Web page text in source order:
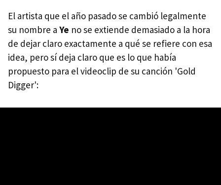
El artista que el año pasado se cambió legalmente
su nombre a Ye no se extiende demasiado a la hora
de dejar claro exactamente a qué se refiere con esa
idea, pero sí deja claro que es lo que había
propuesto para el videoclip de su canción 'Gold
Digger':